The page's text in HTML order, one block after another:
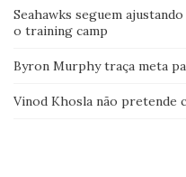
Seahawks seguem
o training camp
Byron Murphy traça meta
Vinod Khosla não pretende